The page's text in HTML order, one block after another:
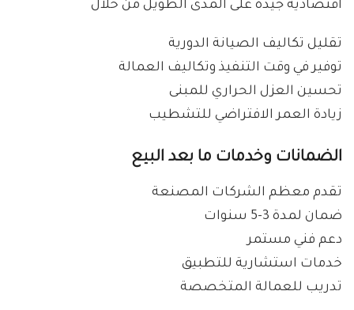
اقتصادية جيدة على المدى الطويل من خلال
تقليل تكاليف الصيانة الدورية
توفير في وقت التنفيذ وتكاليف العمالة
تحسين العزل الحراري للمبنى
زيادة العمر الافتراضي للتشطيب
الضمانات وخدمات ما بعد البيع
تقدم معظم الشركات المصنعة
ضمان لمدة 3-5 سنوات
دعم فني مستمر
خدمات استشارية للتطبيق
تدريب للعمالة المتخصصة